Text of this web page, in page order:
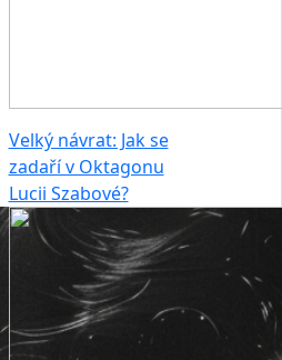
Velký návrat: Jak se
zadaří v Oktagonu
Lucii Szabové?